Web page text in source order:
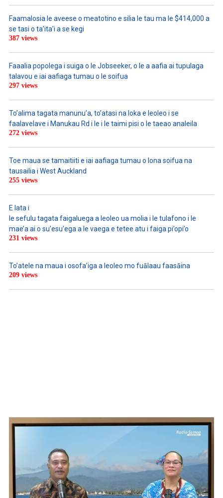
Faamalosia le aveese o meatotino e silia le tau ma le $414,000 a
se tasi o ta’ita’i a se kegi
387 views
Faaalia popolega i suiga o le Jobseeker, o le a aafia ai tupulaga
talavou e iai aafiaga tumau o le soifua
297 views
To’alima tagata manunu’a, to’atasi na loka e leoleo i se
faalavelave i Manukau Rd i le i le taimi pisi o le taeao analeila
272 views
Toe maua se tamaitiiti e iai aafiaga tumau o lona soifua na
tausailia i West Auckland
255 views
E lata i
le sefulu tagata faigaluega a leoleo ua molia i le tulafono i le
mae’a ai o su’esu’ega a le vaega e tetee atu i faiga pi’opi’o
231 views
To’atele na maua i osofa’iga a leoleo mo fuālaau faasāina
209 views